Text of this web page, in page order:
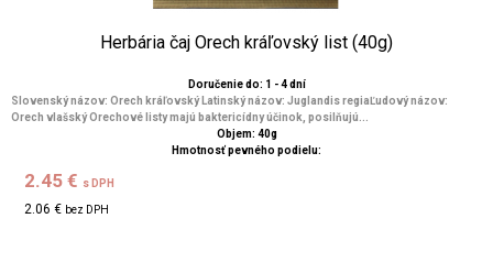
Herbária čaj Orech kráľovský list (40g)
Doručenie do: 1 - 4 dní
Slovenský názov: Orech kráľovský Latinský názov: Juglandis regiaĽudový názov:
Orech vlašský Orechové listy majú baktericídny účinok, posilňujú...
Objem: 40g
Hmotnosť pevného podielu:
2.45 € s DPH
2.06 € bez DPH